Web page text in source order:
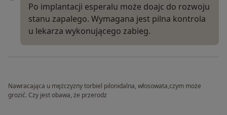
Po implantacji esperalu może doajc do rozwoju
stanu zapalego. Wymagana jest pilna kontrola
u lekarza wykonującego zabieg.
Nawracająca u mężczyzny torbiel pilonidalna, włosowata,czym może
grozić. Czy jest obawa, że przerodz